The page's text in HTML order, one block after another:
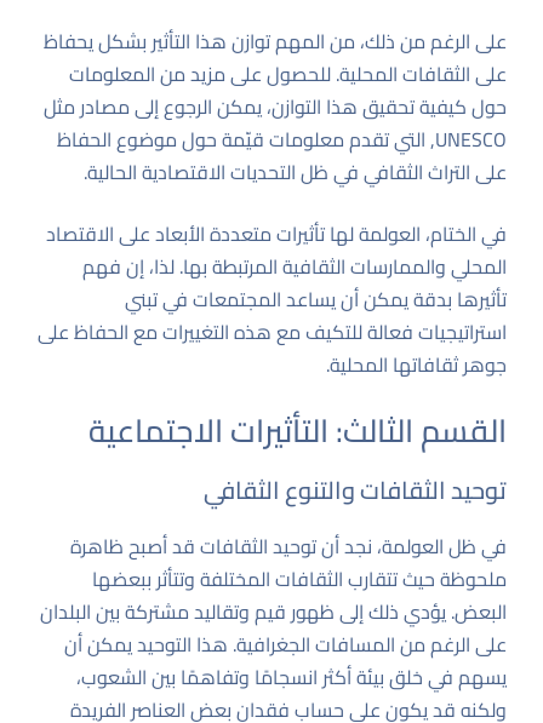
على الرغم من ذلك، من المهم توازن هذا التأثير بشكل يحفاظ
على الثقافات المحلية. للحصول على مزيد من المعلومات
حول كيفية تحقيق هذا التوازن، يمكن الرجوع إلى مصادر مثل
UNESCO, التي تقدم معلومات قيّمة حول موضوع الحفاظ
على التراث الثقافي في ظل التحديات الاقتصادية الحالية.
في الختام، العولمة لها تأثيرات متعددة الأبعاد على الاقتصاد
المحلي والممارسات الثقافية المرتبطة بها. لذا، إن فهم
تأثيرها بدقة يمكن أن يساعد المجتمعات في تبني
استراتيجيات فعالة للتكيف مع هذه التغييرات مع الحفاظ على
جوهر ثقافاتها المحلية.
القسم الثالث: التأثيرات الاجتماعية
توحيد الثقافات والتنوع الثقافي
في ظل العولمة، نجد أن توحيد الثقافات قد أصبح ظاهرة
ملحوظة حيث تتقارب الثقافات المختلفة وتتأثر ببعضها
البعض. يؤدي ذلك إلى ظهور قيم وتقاليد مشتركة بين البلدان
على الرغم من المسافات الجغرافية. هذا التوحيد يمكن أن
يسهم في خلق بيئة أكثر انسجامًا وتفاهمًا بين الشعوب،
ولكنه قد يكون على حساب فقدان بعض العناصر الفريدة